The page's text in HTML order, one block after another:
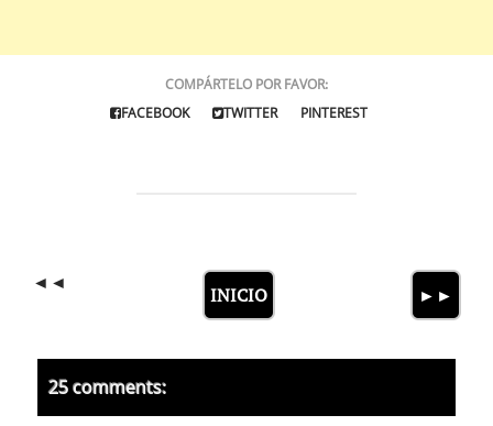
COMPÁRTELO POR FAVOR:
FACEBOOK
TWITTER PINTEREST
◄◄
►►
INICIO
25 comments: